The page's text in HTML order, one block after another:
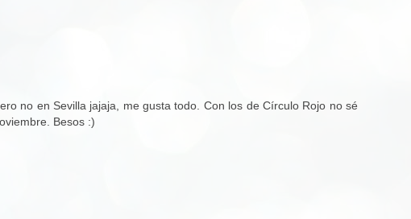
no en Sevilla jajaja, me gusta todo. Con los de Círculo Rojo no sé
Besos :)